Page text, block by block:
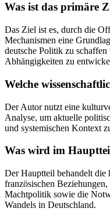
Was ist das primäre
Das Ziel ist es, durch die
Mechanismen eine
deutsche Politik zu
Abhängigkeiten zu
Welche
Der Autor nutzt eine
Analyse, um aktuelle
und systemischen Kontext
Was wird im
Der Hauptteil behandelt die
französischen
Machtpolitik sowie die
Wandels in Deutschland.